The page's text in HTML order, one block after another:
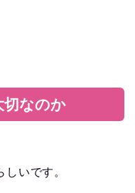
切なのか
しいです。